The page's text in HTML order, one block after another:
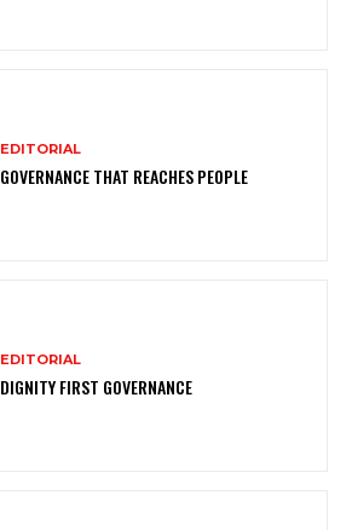
EDITORIAL
GOVERNANCE THAT REACHES PEOPLE
EDITORIAL
DIGNITY FIRST GOVERNANCE